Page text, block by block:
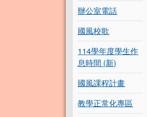
辦公室電話
國風校歌
114學年度學生作
息時間 (新)
國風課程計畫
教學正常化專區